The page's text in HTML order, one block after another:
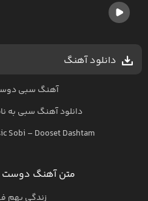
دانلود آهنگ
آهنگ سبی
دانلود آهنگ سبی به
Sobi – Dooset Dashtam
متن آهنگ
زندگی بهم